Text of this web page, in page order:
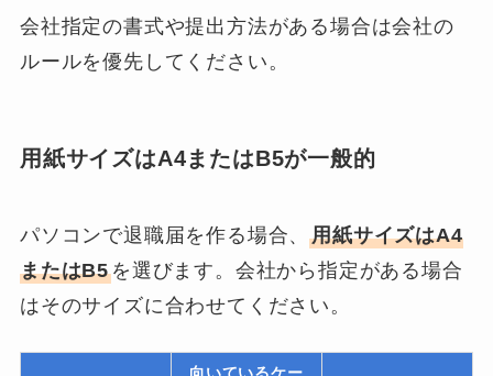
会社指定の書式や提出方法がある場合は会社の
ルールを優先してください。
用紙サイズはA4またはB5が一般的
パソコンで退職届を作る場合、用紙サイズはA4
またはB5を選びます。会社から指定がある場合
はそのサイズに合わせてください。